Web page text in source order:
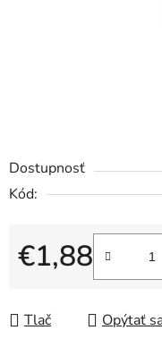
Dostupnosť
Kód:
€1,88
Jednotková cena:
Tlač Opýtať